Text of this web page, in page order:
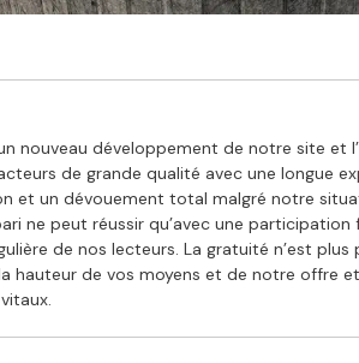
nouveau développement de notre site et
de grande qualité avec une longue
et un dévouement total malgré notre
ne peut réussir qu’avec une participation
de nos lecteurs. La gratuité n’est plus
hauteur de vos moyens et de notre offre